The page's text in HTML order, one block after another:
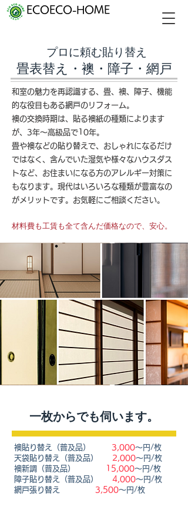
ECOECO-HOME
プロに頼む貼り替え
畳表替え・襖・障子・網戸
和室の魅力を再認識する、畳、襖、障子、機能
的な役目もある網戸のリフォーム。
襖の交換時期は、貼る襖紙の種類によります
が、3年～高級品で10年。
畳や襖などの貼り替えで、おしゃれになるだけ
ではなく、含んでいた湿気や様々なハウスダス
トなど、お住まいになる方のアレルギー対策に
もなります。現代はいろいろな種類が豊富なの
がメリットです。お気軽にご相談ください。
材料費も工賃も全て含んだ価格なので、安心。
​一枚からでも伺います。
襖貼り替え（普及品） 3,000〜円/枚
天袋貼り替え（普及品） 2,000〜円/枚
襖新調（普及品）
15,000〜円/枚
障子貼り替え（普及品） 4,000〜円/枚
網戸張り替え
3,500〜円/枚